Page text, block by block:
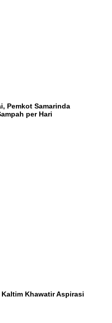
Pemkot Samarinda
per Hari
Khawatir Aspirasi